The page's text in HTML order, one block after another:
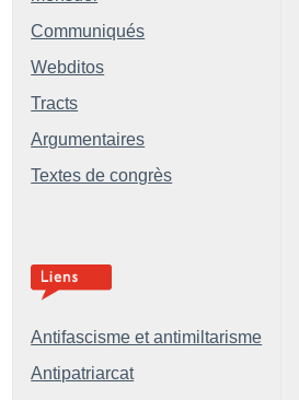
Communiqués
Webditos
Tracts
Argumentaires
Textes de congrès
Antifascisme et antimiltarisme
Antipatriarcat